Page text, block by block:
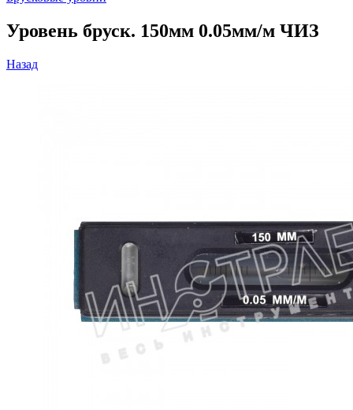
Уровень бруск. 150мм 0.05мм/м ЧИЗ
Назад